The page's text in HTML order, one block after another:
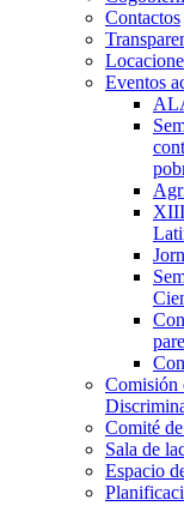
Contactos
Eventos
XIII
Comisión
Comité
Sala de
Espacio